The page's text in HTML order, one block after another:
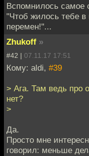
Вспомнилось самое
"Чтоб жилось тебе в
перемен!"...
Zhukoff »
#42 | 07.11.17 17:51
Кому: aldi, #39
> Ага. Там ведь про
нет?
>
Да.
Просто мне
говорил: меньше